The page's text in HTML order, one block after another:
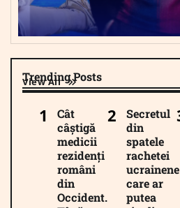
Trending Posts
View All
Cât
câștigă
medicii
rezidenți
români
din
Occident.
Secretul
din
spatele
rachetei
ucrainene
care ar
putea